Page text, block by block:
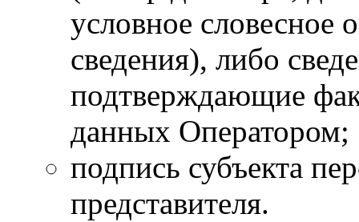
условное словесное
сведения), либо
подтверждающие
данных Оператором;
подпись субъекта
представителя.